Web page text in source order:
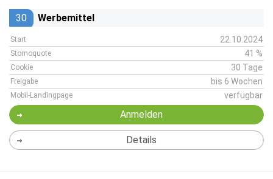
30 Werbemittel
Start 22.10.2024
Stornoquote 41 %
Cookie 30 Tage
Freigabe bis 6 Wochen
Mobil-Landingpage verfügbar
Anmelden
Details